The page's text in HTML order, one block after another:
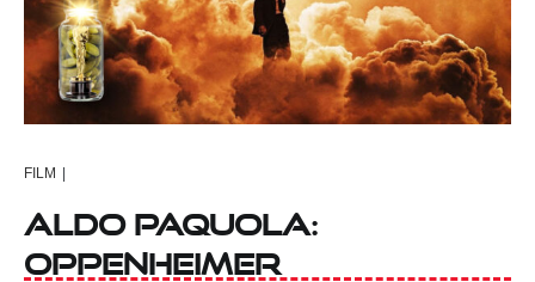
FILM |
Aldo Paquola:
Oppenheimer